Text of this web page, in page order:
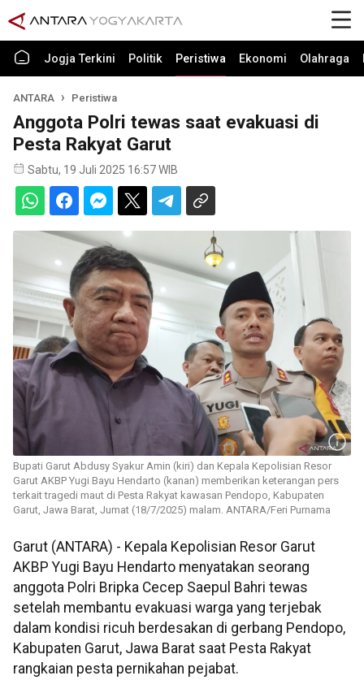
Jogja Terkini Politik Peristiwa Ekonomi Olahraga
ANTARA Peristiwa
Anggota Polri tewas saat evakuasi di
Pesta Rakyat Garut
Sabtu, 19 Juli 2025 16:57 WIB
Bupati Garut Abdusy Syakur Amin (kiri) dan Kepala Kepolisian Resor
Garut AKBP Yugi Bayu Hendarto (kanan) memberikan keterangan pers
terkait tragedi maut di Pesta Rakyat kawasan Pendopo, Kabupaten
Garut, Jawa Barat, Jumat (18/7/2025) malam. ANTARA/Feri Purnama
Garut (ANTARA) - Kepala Kepolisian Resor Garut
AKBP Yugi Bayu Hendarto menyatakan seorang
anggota Polri Bripka Cecep Saepul Bahri tewas
setelah membantu evakuasi warga yang terjebak
dalam kondisi ricuh berdesakan di gerbang Pendopo,
Kabupaten Garut, Jawa Barat saat Pesta Rakyat
rangkaian pesta pernikahan pejabat.